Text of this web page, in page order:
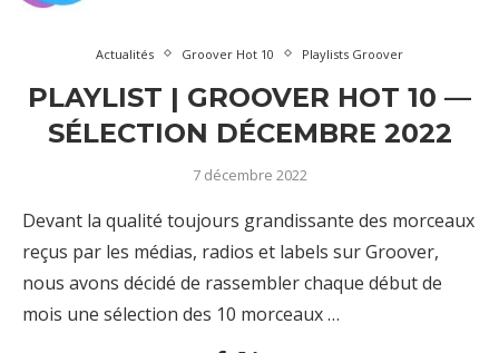
Actualités Groover Hot 10 Playlists Groover
PLAYLIST | GROOVER HOT 10 —
SÉLECTION DÉCEMBRE 2022
7 décembre 2022
Devant la qualité toujours grandissante des morceaux
reçus par les médias, radios et labels sur Groover,
nous avons décidé de rassembler chaque début de
mois une sélection des 10 morceaux …